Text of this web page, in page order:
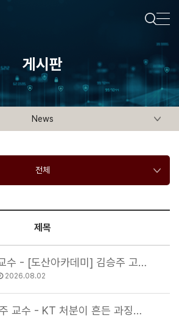
게시판
News
전체
제목
수 - [도산아카데미] 김승주 고…
2026.08.02
교수 - KT 처분이 흔든 과징…